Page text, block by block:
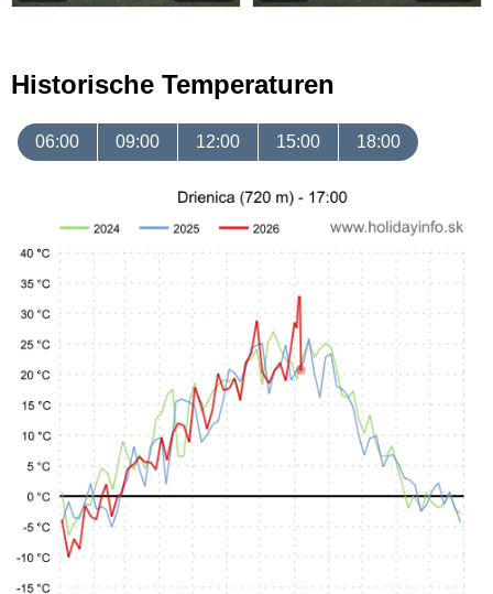
Historische Temperaturen
06:00 09:00 12:00 15:00 18:00